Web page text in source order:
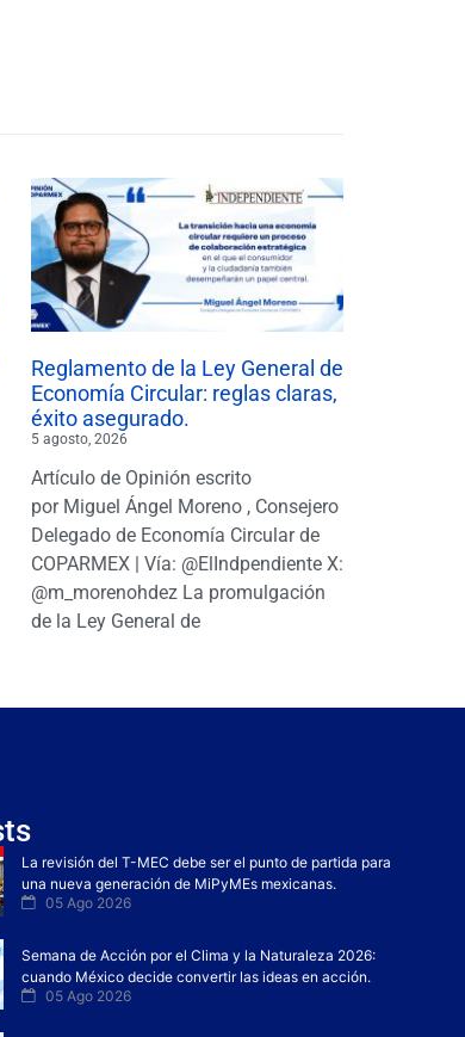
Reglamento de la Ley General de
Economía Circular: reglas claras,
éxito asegurado.
5 agosto, 2026
Artículo de Opinión escrito
por Miguel Ángel Moreno , Consejero
Delegado de Economía Circular de
COPARMEX | Vía: @ElIndpendiente X:
@m_morenohdez La promulgación
de la Ley General de
La revisión del T-MEC debe ser el punto de partida para
una nueva generación de MiPyMEs mexicanas.
05 Ago 2026
Semana de Acción por el Clima y la Naturaleza 2026:
cuando México decide convertir las ideas en acción.
05 Ago 2026